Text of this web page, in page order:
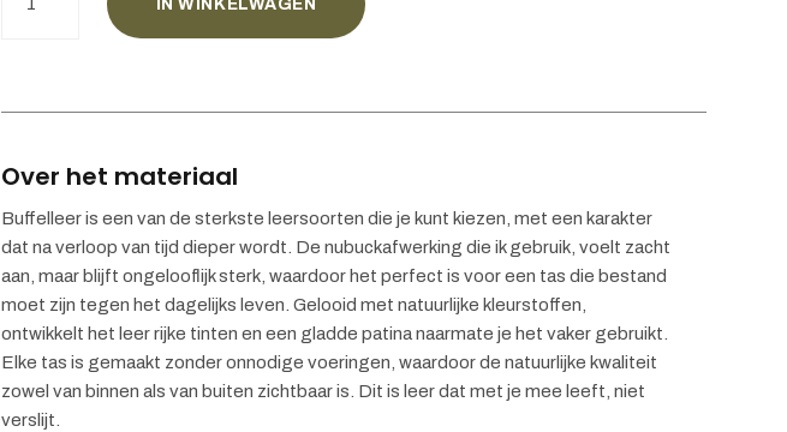
bag
IN WINKELWAGEN
Over het materiaal
Buffelleer is een van de sterkste leersoorten die je kunt kiezen, met een karakter
dat na verloop van tijd dieper wordt. De nubuckafwerking die ik gebruik, voelt zacht
aan, maar blijft ongelooflijk sterk, waardoor het perfect is voor een tas die bestand
moet zijn tegen het dagelijks leven. Gelooid met natuurlijke kleurstoffen,
ontwikkelt het leer rijke tinten en een gladde patina naarmate je het vaker gebruikt.
Elke tas is gemaakt zonder onnodige voeringen, waardoor de natuurlijke kwaliteit
zowel van binnen als van buiten zichtbaar is. Dit is leer dat met je mee leeft, niet
verslijt.